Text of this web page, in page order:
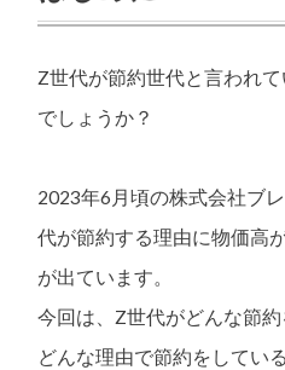
Z世代が節約世代と言われ
でしょうか？
2023年6月頃の株式会社ブ
代が節約する理由に物価高
が出ています。
今回は、Z世代がどんな節
どんな理由で節約をしてい